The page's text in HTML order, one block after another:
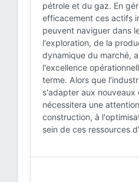
pétrole et du gaz. En
efficacement ces actifs
peuvent naviguer dans
l'exploration, de la
dynamique du marché,
l'excellence
terme. Alors que
s'adapter aux
nécessitera une
construction, à
sein de ces ressources